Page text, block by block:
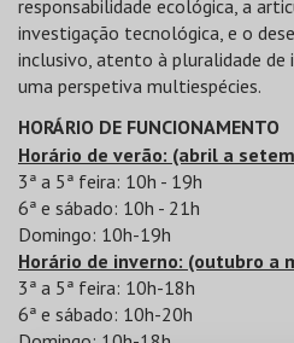
responsabilidade ecológica, a
investigação tecnológica, e o
inclusivo, atento à pluralidade de
uma perspetiva multiespécies.
HORÁRIO DE FUNCIONAMENTO
Horário de verão: (abril a
3ª a 5ª feira: 10h - 19h
6ª e sábado: 10h - 21h
Domingo: 10h-19h
Horário de inverno: (outubro a
3ª a 5ª feira: 10h-18h
6ª e sábado: 10h-20h